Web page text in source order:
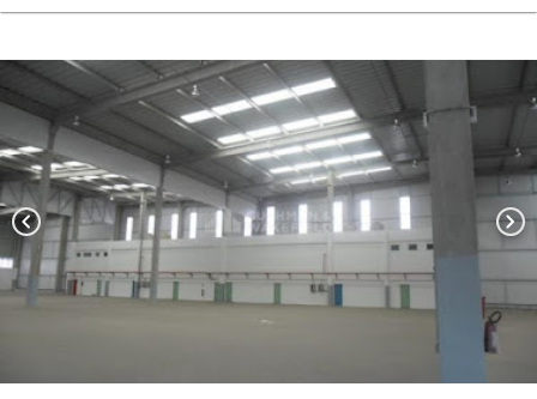
chevron_left chevron_right